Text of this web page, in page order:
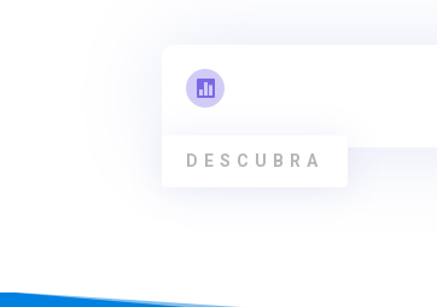

DESCUBRA